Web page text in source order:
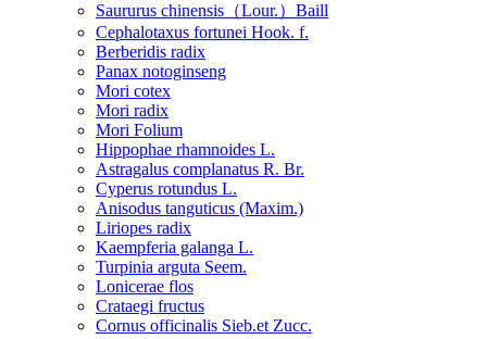
Saururus chinensis（Lour.）Baill
Cephalotaxus fortunei Hook. f.
Berberidis radix
Panax notoginseng
Mori cotex
Mori radix
Mori Folium
Hippophae rhamnoides L.
Astragalus complanatus R. Br.
Cyperus rotundus L.
Anisodus tanguticus (Maxim.)
Liriopes radix
Kaempferia galanga L.
Turpinia arguta Seem.
Lonicerae flos
Crataegi fructus
Cornus officinalis Sieb.et Zucc.